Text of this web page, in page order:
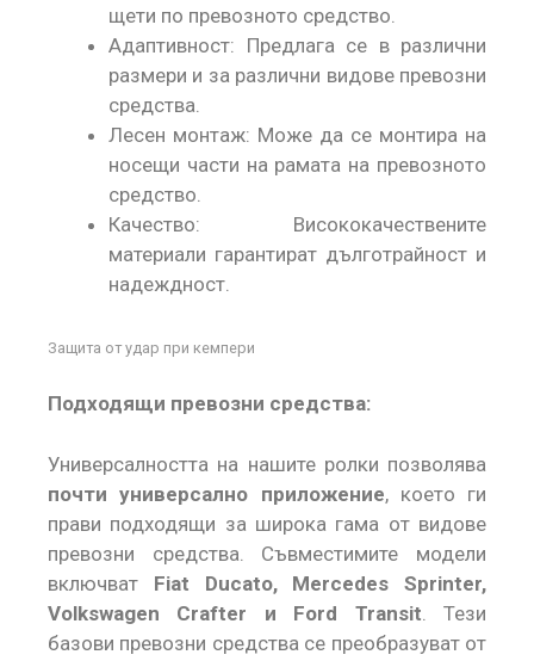
щети по превозното средство.
Адаптивност: Предлага се в различни
размери и за различни видове превозни
средства.
Лесен монтаж: Може да се монтира на
носещи части на рамата на превозното
средство.
Качество: Висококачествените
материали гарантират дълготрайност и
надеждност.
Защита от удар при кемпери
Подходящи превозни средства:
Универсалността на нашите ролки позволява
почти универсално приложение, което ги
прави подходящи за широка гама от видове
превозни средства. Съвместимите модели
включват Fiat Ducato, Mercedes Sprinter,
Volkswagen Crafter и Ford Transit . Тези
базови превозни средства се преобразуват от